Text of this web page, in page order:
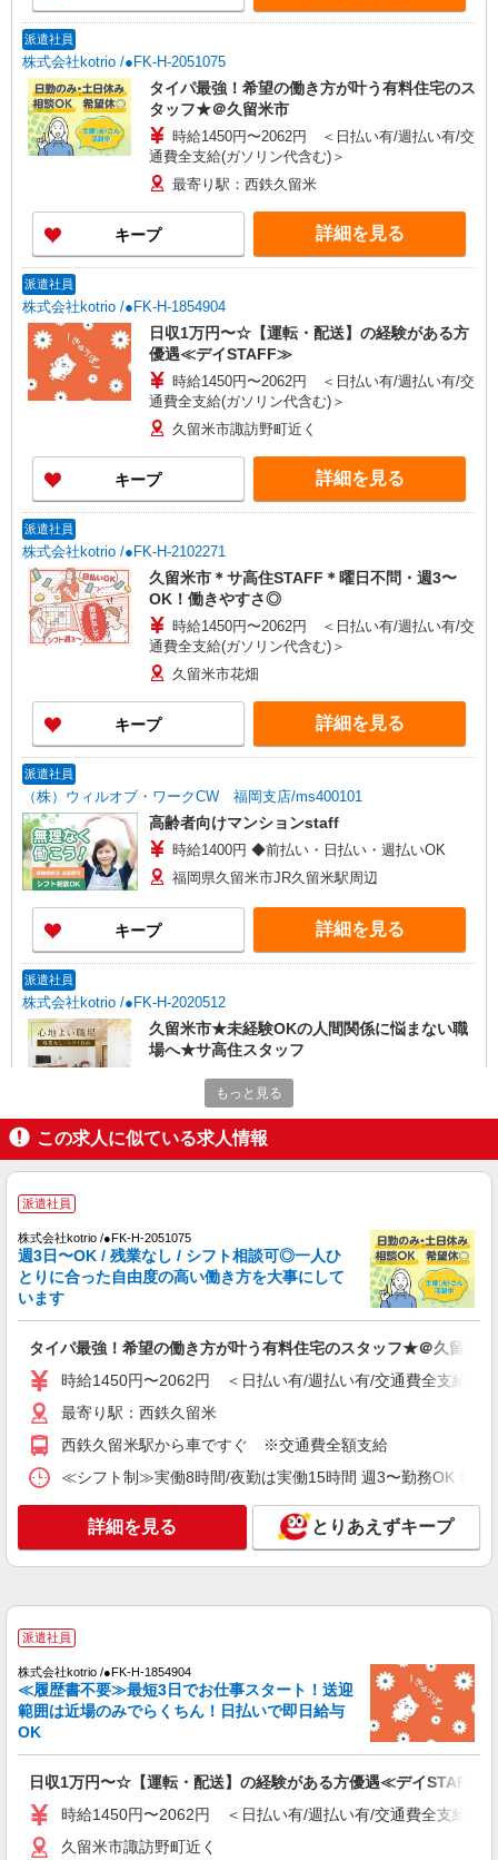
派遣社員
株式会社kotrio /●FK-H-2051075
タイパ最強！希望の働き方が叶う有料住宅のス
タッフ★＠久留米市
時給1450円〜2062円 ＜日払い有/週払い有/交
通費全支給(ガソリン代含む)＞
最寄り駅：西鉄久留米
キープ 詳細を見る
派遣社員
株式会社kotrio /●FK-H-1854904
日収1万円〜☆【運転・配送】の経験がある方
優遇≪デイSTAFF≫
時給1450円〜2062円 ＜日払い有/週払い有/交
通費全支給(ガソリン代含む)＞
久留米市諏訪野町近く
キープ 詳細を見る
派遣社員
株式会社kotrio /●FK-H-2102271
久留米市＊サ高住STAFF＊曜日不問・週3〜
OK！働きやすさ◎
時給1450円〜2062円 ＜日払い有/週払い有/交
通費全支給(ガソリン代含む)＞
久留米市花畑
キープ 詳細を見る
派遣社員
（株）ウィルオブ・ワークCW 福岡支店/ms400101
高齢者向けマンションstaff
時給1400円 ◆前払い・日払い・週払いOK
福岡県久留米市JR久留米駅周辺
キープ 詳細を見る
派遣社員
株式会社kotrio /●FK-H-2020512
久留米市★未経験OKの人間関係に悩まない職
場へ★サ高住スタッフ
時給1450円〜2062円 ＜日払い有/週払い有/交
通費全支給(ガソリン代含む)＞
最寄り駅：西鉄久留米
キープ 詳細を見る
（株）ウィルオブ・ワークCW 福岡支店/ms400101
高齢者向けマンションstaff
時給1400円 ◆前払い・日払い・週払いOK
キープ 詳細を見る
株式会社kotrio /●FK-H-1880005
花畑駅≪ホテルみたいに綺麗なサ高住★身体負
時給1450円〜2062円 ＜日払い有/週払い有/交
通費全支給(ガソリン代含む)＞
派遣社員
（株）ウィルオブ・ワークCW 福岡支店/ms400101
日常生活の見守りスタッフ
時給1350円 ◆前払い・日払い・週払いOK
福岡県久留米市西鉄久留米駅周辺
もっと見る
この求人に似ている求人情報
派遣社員
株式会社kotrio /●FK-H-2051075
週3日〜OK / 残業なし / シフト相談可◎一人ひ
とりに合った自由度の高い働き方を大事にして
います
タイパ最強！希望の働き方が叶う有料住宅のスタッフ★＠久留米市
時給1450円〜2062円 ＜日払い有/週払い有/交通費全支給(ガ
最寄り駅：西鉄久留米
西鉄久留米駅から車ですぐ ※交通費全額支給
≪シフト制≫実働8時間/夜勤は実働15時間 週3〜勤務OK 希
詳細を見る とりあえずキープ
派遣社員
株式会社kotrio /●FK-H-1854904
≪履歴書不要≫最短3日でお仕事スタート！送迎
範囲は近場のみでらくちん！日払いで即日給与
OK
日収1万円〜☆【運転・配送】の経験がある方優遇≪デイSTAFF≫
時給1450円〜2062円 ＜日払い有/週払い有/交通費全支給(ガ
久留米市諏訪野町近く